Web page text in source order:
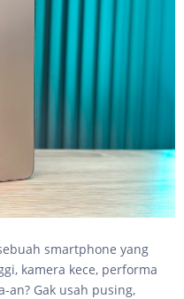
smartphone yang
kamera kece, performa
an? Gak usah pusing,